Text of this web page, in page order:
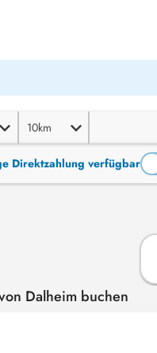
10km
Direktzahlung verfügbar
ON
Dalheim buchen